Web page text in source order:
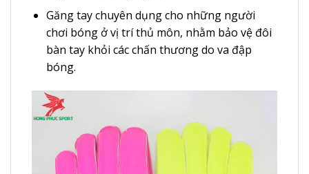
Găng tay chuyên dụng cho những người
chơi bóng ở vị trí thủ môn, nhằm bảo vệ đôi
bàn tay khỏi các chấn thương do va đập
bóng.